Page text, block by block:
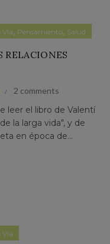
Via, Pensamiento, Salud
RELACIONES
2 comments
leer el libro de Valentí
la larga vida", y de
en época de...
Via